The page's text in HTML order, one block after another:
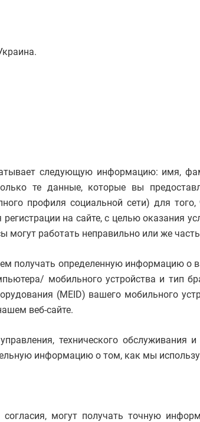
.
следующую информацию: имя,
те данные, которые вы
профиля социальной сети) для
на сайте, с целью оказания
работать неправильно или же
получать определенную информацию
мобильного устройства и тип
(MEID) вашего мобильного
веб-сайте.
технического обслуживания
информацию о том, как мы
могут получать точную